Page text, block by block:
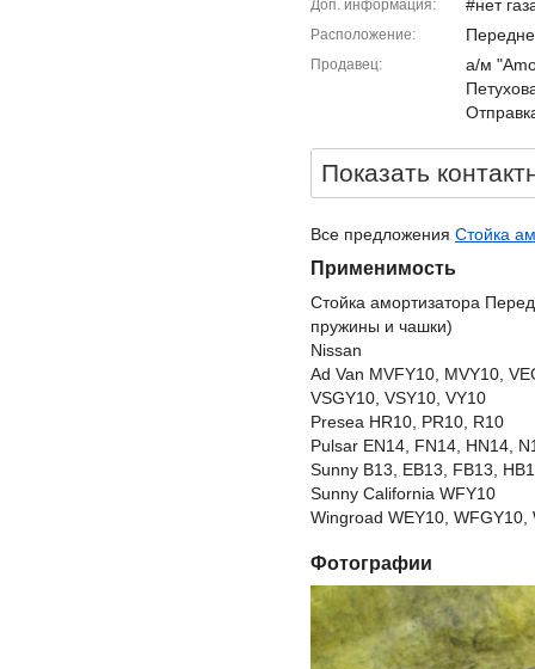
Доп. информация #нет
Расположение
Продавец
а/м
Показать
Все предложения Стойка
Применимость
Стойка амортизатора
пружины и чашки)
Nissan
Ad Van MVFY10, MVY10,
VSGY10, VSY10, VY10
Presea HR10, PR10, R10
Pulsar EN14, FN14, HN14,
Sunny B13, EB13, FB13,
Sunny California WFY10
Wingroad WEY10,
Фотографии